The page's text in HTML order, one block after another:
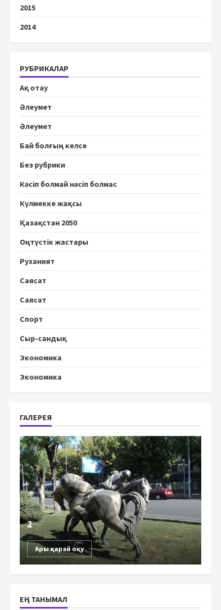
2015
2014
РУБРИКАЛАР
Ақ отау
Әлеумет
Әлеумет
Бай болғың келсе
Без рубрики
Кәсіп болмай нәсіп болмас
Күлмекке жақсы
Қазақстан 2050
Оңтүстік жастары
Руханият
Саясат
Саясат
Спорт
Сыр-сандық
Экономика
Экономика
ГАЛЕРЕЯ
2
Ары қарай оқу
ЕҢ ТАНЫМАЛ